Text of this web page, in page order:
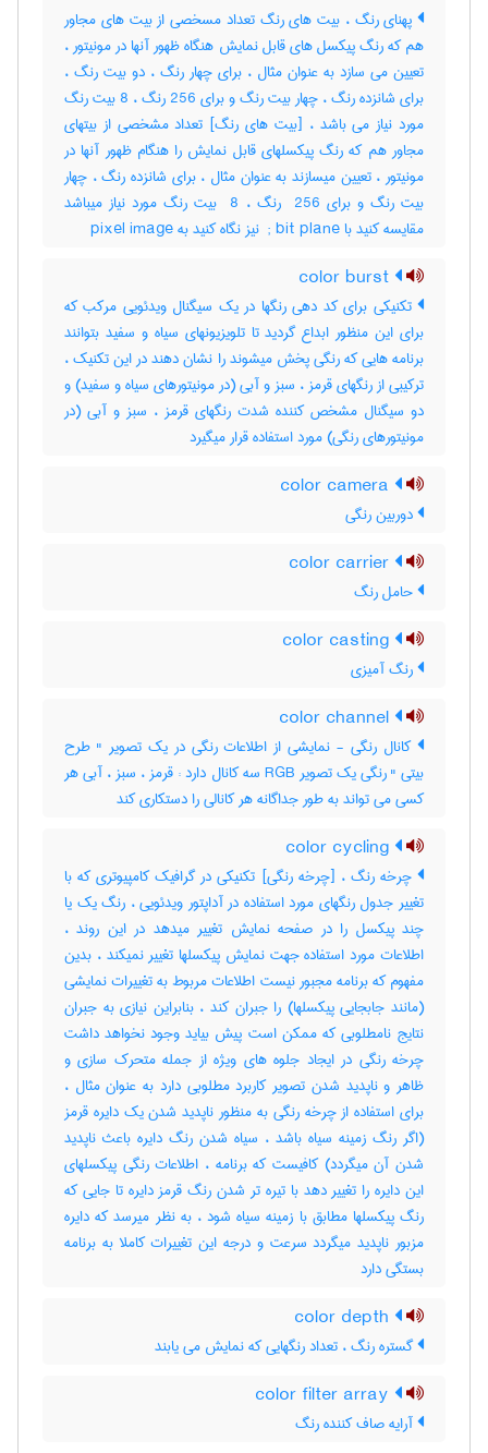
پهنای رنگ ، بیت های رنگ تعداد مسخصی از بیت های مجاور
هم که رنگ پیکسل های قابل نمایش هنگاه ظهور آنها در مونیتور ،
تعیین می سازد به عنوان مثال ، برای چهار رنگ ، دو بیت رنگ ،
برای شانزده رنگ ، چهار بیت رنگ و برای 256 رنگ ، 8 بیت رنگ
مورد نیاز می باشد ، [بیت های رنگ] تعداد مشخصی از بیتهای
مجاور هم که رنگ پیکسلهای قابل نمایش را هنگام ظهور آنها در
مونیتور ، تعیین میسازند به عنوان مثال ، برای شانزده رنگ ، چهار
بیت رنگ و برای ‎ 256 رنگ ، ‎ 8 بیت رنگ مورد نیاز میباشد
مقایسه کنید با ‎ ; bit plane نیز نگاه کنید به ‎ pixel image
تکنیکی برای کد دهی رنگها در یک سیگنال ویدئویی مرکب که
برای این منظور ابداع گردید تا تلویزیونهای سیاه و سفید بتوانند
برنامه هایی که رنگی پخش میشوند را نشان دهند در این تکنیک ،
ترکیبی از رنگهای قرمز ، سبز و آبی (در مونیتورهای سیاه و سفید) و
دو سیگنال مشخص کننده شدت رنگهای قرمز ، سبز و آبی (در
مونیتورهای رنگی) مورد استفاده قرار میگیرد
دوربین رنگی
حامل رنگ
رنگ آمیزی
کانال رنگی - نمایشی از اطلاعات رنگی در یک تصویر " طرح
بیتی " رنگی یک تصویر RGB سه کانال دارد : قرمز ، سبز ، آبی هر
کسی می تواند به طور جداگانه هر کانالی را دستکاری کند
چرخه رنگ ، [چرخه رنگی] تکنیکی در گرافیک کامپیوتری که با
تغییر جدول رنگهای مورد استفاده در آداپتور ویدئویی ، رنگ یک یا
چند پیکسل را در صفحه نمایش تغییر میدهد در این روند ،
اطلاعات مورد استفاده جهت نمایش پیکسلها تغییر نمیکند ، بدین
مفهوم که برنامه مجبور نیست اطلاعات مربوط به تغییرات نمایشی
(مانند جابجایی پیکسلها) را جبران کند ، بنابراین نیازی به جبران
نتایج نامطلوبی که ممکن است پیش بیاید وجود نخواهد داشت
چرخه رنگی در ایجاد جلوه های ویژه از جمله متحرک سازی و
ظاهر و ناپدید شدن تصویر کاربرد مطلوبی دارد به عنوان مثال ،
برای استفاده از چرخه رنگی به منظور ناپدید شدن یک دایره قرمز
(اگر رنگ زمینه سیاه باشد ، سیاه شدن رنگ دایره باعث ناپدید
شدن آن میگردد) کافیست که برنامه ، اطلاعات رنگی پیکسلهای
این دایره را تغییر دهد با تیره تر شدن رنگ قرمز دایره تا جایی که
رنگ پیکسلها مطابق با زمینه سیاه شود ، به نظر میرسد که دایره
مزبور ناپدید میگردد سرعت و درجه این تغییرات کاملا به برنامه
بستگی دارد
گستره رنگ ، تعداد رنگهایی که نمایش می یابند
آرایه صاف کننده رنگ